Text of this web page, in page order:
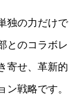
独の力だけで
とのコラボレ
寄せ、革新的
戦略です。